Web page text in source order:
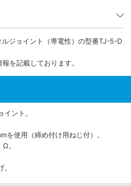
ジョイント（導電性） の型番TJ-5-D
を記載しております。
ント。
を使用（締め付け用ねじ付）。
。